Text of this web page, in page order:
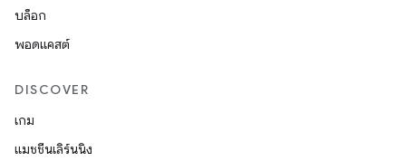
บล็อก
พอดแคสต์
DISCOVER
เกม
แมชชีนเลิร์นนิง